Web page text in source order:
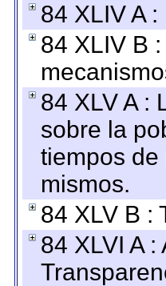
84 XLIV A
84 XLIV B
84 XLV A :
sobre la
tiempos de
mismos.
84 XLV B :
84 XLVI A